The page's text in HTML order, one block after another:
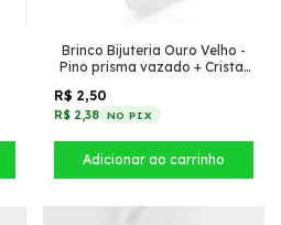
Brinco Bijuteria Ouro Velho -
Pino prisma vazado + Cristal
R$ 2,50
R$ 2,38 NO PIX